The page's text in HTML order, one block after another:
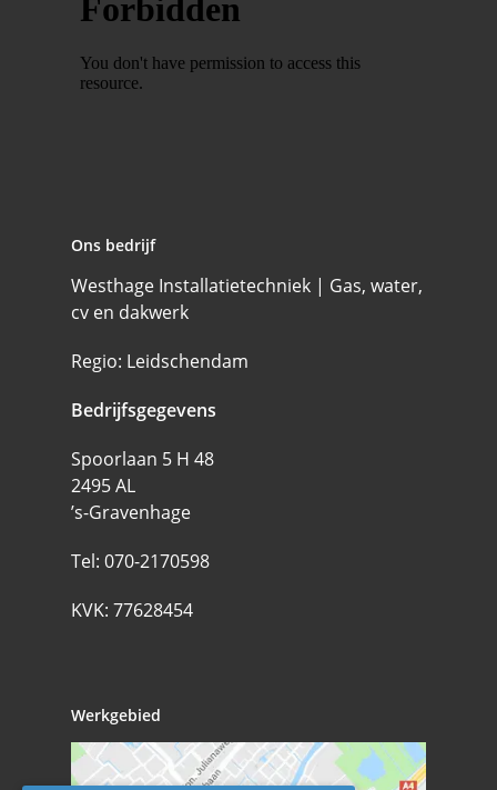
Ons bedrijf
Westhage Installatietechniek | Gas, water,
cv en dakwerk
Regio: Leidschendam
Bedrijfsgegevens
Spoorlaan 5 H 48
2495 AL
’s-Gravenhage
Tel: 070-2170598
KVK: 77628454
Werkgebied